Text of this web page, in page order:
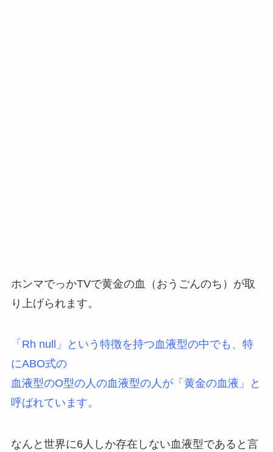
ホンマでっかTVで黄金の血（おうごんのち）が取
り上げられます。
「Rh null」という特徴を持つ血液型の中でも、特
にABO式の
血液型のO型の人の血液型の人が「黄金の血液」と
呼ばれています。
なんと世界に6人しか存在しない血液型であると言